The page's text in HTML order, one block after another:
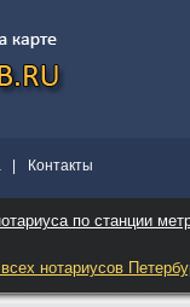
| Контакты
по станции
нотариусов